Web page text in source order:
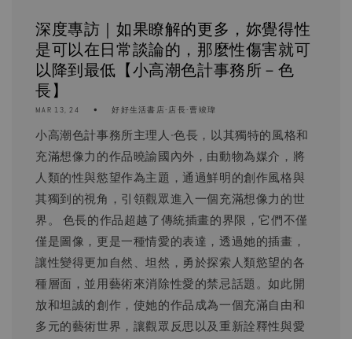
深度專訪｜如果瞭解的更多，妳覺得性
是可以在日常談論的，那麼性傷害就可
以降到最低【小高潮色計事務所－色
長】
MAR 13, 24 好好生活書店-店長-曹竣瑋
小高潮色計事務所主理人-色長，以其獨特的風格和
充滿想像力的作品曉諭國內外，由動物為媒介，將
人類的性與慾望作為主題，通過鮮明的創作風格與
其獨到的視角，引領觀眾進入一個充滿想像力的世
界。 色長的作品超越了傳統插畫的界限，它們不僅
僅是圖像，更是一種情愛的表達，透過她的插畫，
讓性變得更加自然、坦然，勇於探索人類慾望的各
種層面，並用藝術來消除性愛的禁忌話題。如此開
放和坦誠的創作，使她的作品成為一個充滿自由和
多元的藝術世界，讓觀眾反思以及重新詮釋性與愛